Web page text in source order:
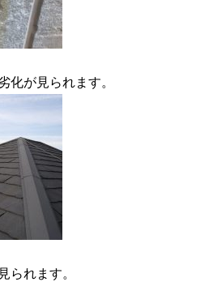
化が見られます。
られます。